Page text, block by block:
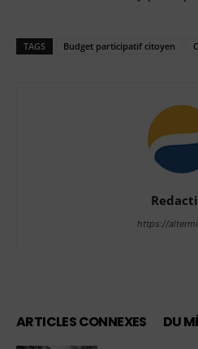
TAGS Budget participatif citoyen
https://
ARTICLES CONNEXES DU